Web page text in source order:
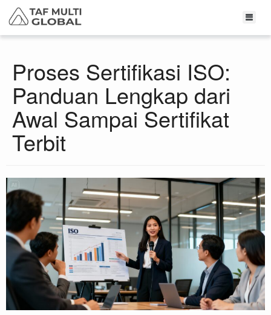
Proses Sertifikasi ISO:
Panduan Lengkap dari
Awal Sampai Sertifikat
Terbit